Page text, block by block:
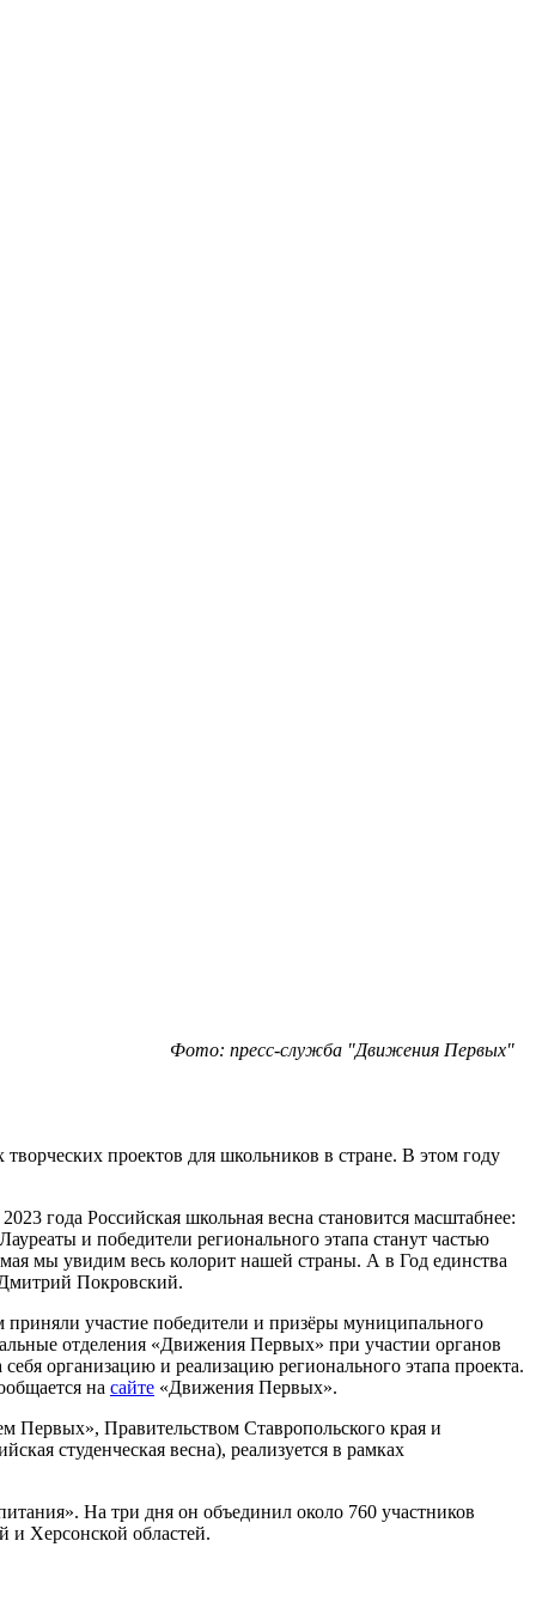
Фото: пресс-служба "Движения Первых"
проектов для школьников в стране. В этом году
года Российская школьная весна становится масштабнее:
и победители регионального этапа станут частью
мы увидим весь колорит нашей страны. А в Год единства
Покровский.
участие победители и призёры муниципального
отделения «Движения Первых» при участии органов
организацию и реализацию регионального этапа проекта.
на сайте «Движения Первых».
Первых», Правительством Ставропольского края и
студенческая весна), реализуется в рамках
На три дня он объединил около 760 участников
и Херсонской областей.